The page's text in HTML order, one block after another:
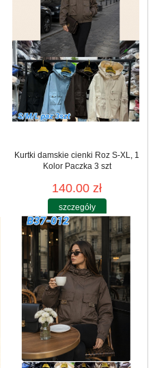
Kurtki damskie cienki Roz S-XL, 1
Kolor Paczka 3 szt
140.00 zł
szczegóły